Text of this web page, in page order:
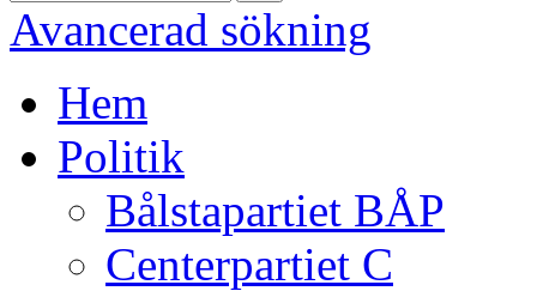
Avancerad sökning
Hem
Politik
Bålstapartiet BÅP
Centerpartiet C